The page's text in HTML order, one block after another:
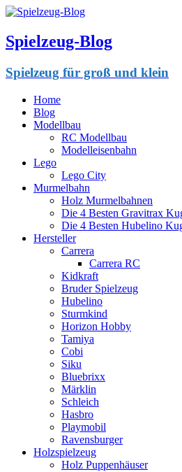
Spielzeug-Blog
Spielzeug für groß und klein
Home
Blog
Modellbau
RC Modellbau
Modelleisenbahn
Lego
Lego City
Murmelbahn
Holz Murmelbahnen
Die 4 Besten Gravitrax
Die 4 Besten Hubelino
Hersteller
Carrera
Carrera RC
Kidkraft
Bruder Spielzeug
Hubelino
Sturmkind
Horizon Hobby
Tamiya
Cobi
Siku
Bluebrixx
Märklin
Schleich
Hasbro
Playmobil
Ravensburger
Holzspielzeug
Holz Puppenhäuser